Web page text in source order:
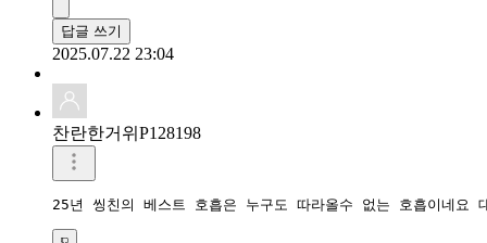
답글 쓰기
2025.07.22 23:04
찬란한거위P128198
25년 씽친의 베스트 호흡은 누구도 따라올수 없는 호흡이네요